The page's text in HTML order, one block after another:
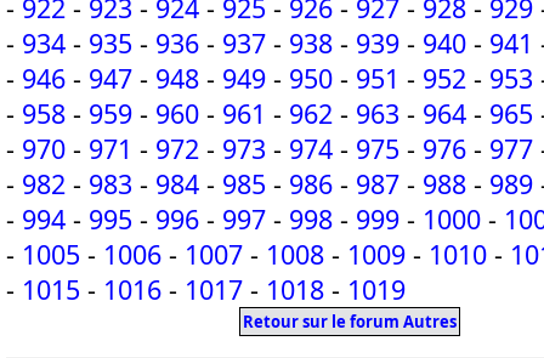
- 922 - 923 - 924 - 925 - 926 - 927 - 928 - 929
- 934 - 935 - 936 - 937 - 938 - 939 - 940 - 941
- 946 - 947 - 948 - 949 - 950 - 951 - 952 - 953
- 958 - 959 - 960 - 961 - 962 - 963 - 964 - 965
- 970 - 971 - 972 - 973 - 974 - 975 - 976 - 977
- 982 - 983 - 984 - 985 - 986 - 987 - 988 - 989
- 994 - 995 - 996 - 997 - 998 - 999 - 1000 -
- 1005 - 1006 - 1007 - 1008 - 1009 - 1010 -
- 1015 - 1016 - 1017 - 1018 - 1019
Retour sur le forum Autres